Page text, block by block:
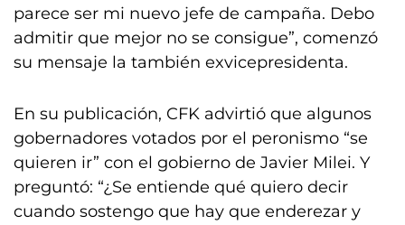
parece ser mi nuevo jefe de campaña. Debo
admitir que mejor no se consigue”, comenzó
su mensaje la también exvicepresidenta.
En su publicación, CFK advirtió que algunos
gobernadores votados por el peronismo “se
quieren ir” con el gobierno de Javier Milei. Y
preguntó: “¿Se entiende qué quiero decir
cuando sostengo que hay que enderezar y